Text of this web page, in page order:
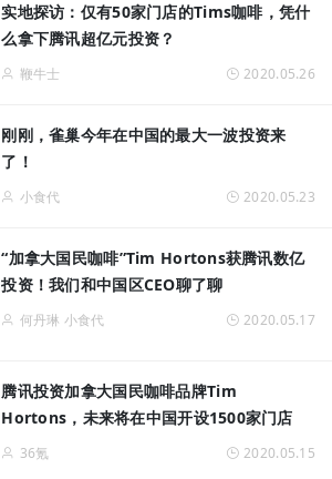
实地探访：仅有50家门店的Tims咖啡，凭什
么拿下腾讯超亿元投资？
鞭牛士 2020.05.26
刚刚，雀巢今年在中国的最大一波投资来
了！
小食代 2020.05.23
“加拿大国民咖啡”Tim Hortons获腾讯数亿
投资！我们和中国区CEO聊了聊
何丹琳 小食代 2020.05.17
腾讯投资加拿大国民咖啡品牌Tim
Hortons，未来将在中国开设1500家门店
36氪 2020.05.15